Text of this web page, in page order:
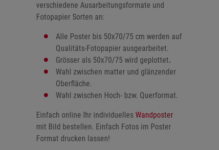
verschiedene Ausarbeitungsformate und
Fotopapier Sorten an:
Alle Poster bis 50x70/75 cm werden auf
Qualitäts-Fotopapier ausgearbeitet.
Grösser als 50x70/75 wird geplottet.
Wahl zwischen matter und glänzender
Oberfläche.
Wahl zwischen Hoch- bzw. Querformat.
Einfach online Ihr individuelles Wandposter
mit Bild bestellen. Einfach Fotos im Poster
Format drucken lassen!